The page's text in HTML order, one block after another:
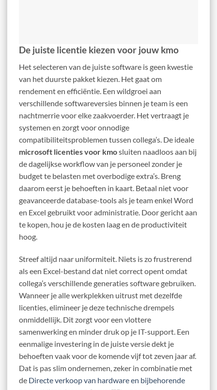
De juiste licentie kiezen voor jouw kmo
Het selecteren van de juiste software is geen kwestie
van het duurste pakket kiezen. Het gaat om
rendement en efficiëntie. Een wildgroei aan
verschillende softwareversies binnen je team is een
nachtmerrie voor elke zaakvoerder. Het vertraagt je
systemen en zorgt voor onnodige
compatibiliteitsproblemen tussen collega’s. De ideale
microsoft licenties voor kmosluiten naadloos aan bij
de dagelijkse workflow van je personeel zonder je
budget te belasten met overbodige extra’s. Breng
daarom eerst je behoeften in kaart. Betaal niet voor
geavanceerde database-tools als je team enkel Word
en Excel gebruikt voor administratie. Door gericht aan
te kopen, hou je de kosten laag en de productiviteit
hoog.
Streef altijd naar uniformiteit. Niets is zo frustrerend
als een Excel-bestand dat niet correct opent omdat
collega’s verschillende generaties software gebruiken.
Wanneer je alle werkplekken uitrust met dezelfde
licenties, elimineer je deze technische drempels
onmiddellijk. Dit zorgt voor een vlottere
samenwerking en minder druk op je IT-support. Een
eenmalige investering in de juiste versie dekt je
behoeften vaak voor de komende vijf tot zeven jaar af.
Dat is pas slim ondernemen, zeker in combinatie met
de Directe verkoop van hardware en bijbehorende